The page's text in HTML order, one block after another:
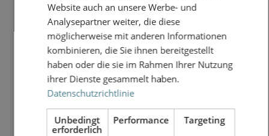
Website auch an unsere Werbe- und
Analysepartner weiter, die diese
möglicherweise mit anderen Informationen
kombinieren, die Sie ihnen bereitgestellt
haben oder die sie im Rahmen Ihrer Nutzung
ihrer Dienste gesammelt haben.
Datenschutzrichtlinie
Unbedingt
erforderlich
Performance Targeting